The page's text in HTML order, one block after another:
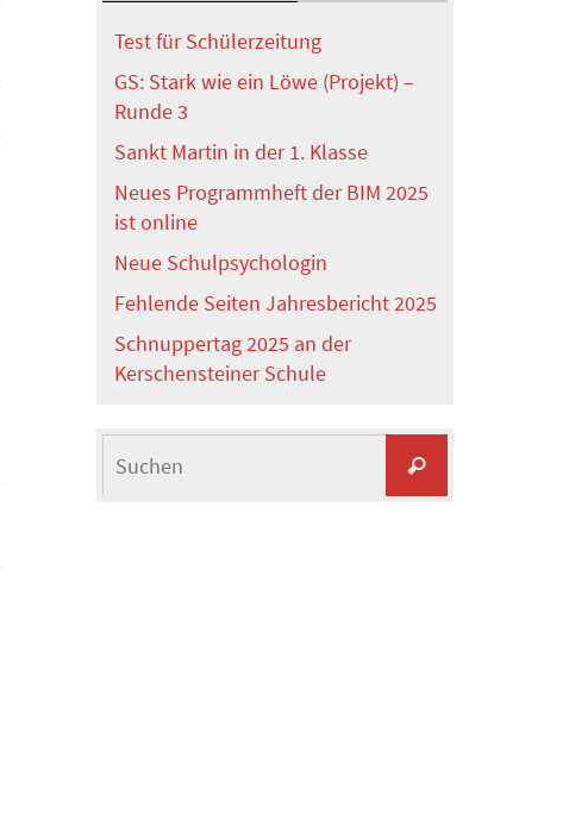
Test für Schülerzeitung
GS: Stark wie ein Löwe (Projekt) –
Runde 3
Sankt Martin in der 1. Klasse
Neues Programmheft der BIM 2025
ist online
Neue Schulpsychologin
Fehlende Seiten Jahresbericht 2025
Schnuppertag 2025 an der
Kerschensteiner Schule
Suchen